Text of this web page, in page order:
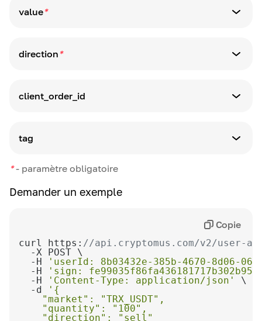
Quantité en base_currency
value*
Prix ​​limite pour l'exécution de l'ordre en
direction*
-sell
client_order_id
Identifiant unique créé par le client
tag
string
*- paramètre obligatoire
Demander un exemple
curl https: //api.cryptomus.com/v2/user-
  -H
'userId: 8b03432e-385b-4670-8d06-
  -H
'sign:
  -H
'Content-Type: application/json'
  -d
Copie